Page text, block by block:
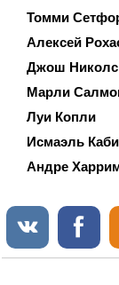
Томми
Алексей
Джош Николс
Марли
Луи Копли
Исмаэль
Андре